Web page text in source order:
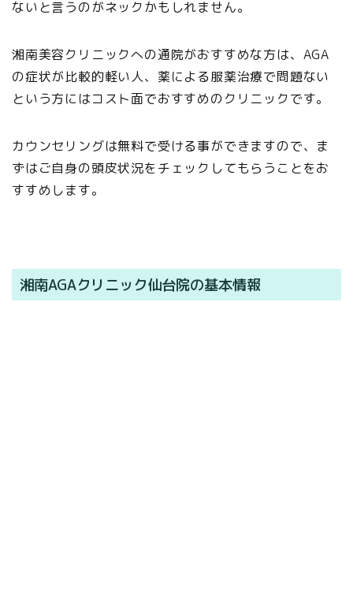
ないと言うのがネックかもしれません。
湘南美容クリニックへの通院がおすすめな方は、AGA
の症状が比較的軽い人、薬による服薬治療で問題ない
という方にはコスト面でおすすめのクリニックです。
カウンセリングは無料で受ける事ができますので、ま
ずはご自身の頭皮状況をチェックしてもらうことをお
すすめします。
湘南AGAクリニック仙台院の基本情報